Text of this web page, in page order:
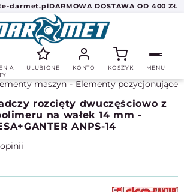
darmet.plDARMOWA DOSTAWA OD 400 ZŁ
ULUBIONE KONTO KOSZYK MENU
maszyn Elementy pozycjonujące
rozcięty dwuczęściowo z
na wałek 14 mm -
ANPS-14